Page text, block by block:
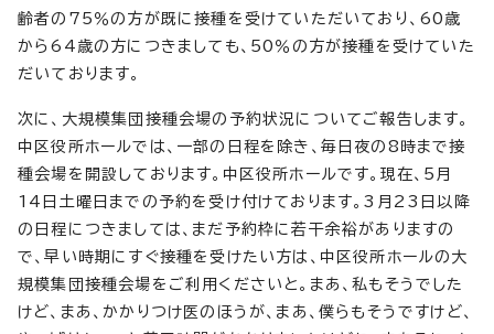
齢者の75％の方が既に接種を受けていただいており、60歳
から64歳の方につきましても、50％の方が接種を受けていた
だいております。
次に、大規模集団接種会場の予約状況についてご報告します。
中区役所ホールでは、一部の日程を除き、毎日夜の8時まで接
種会場を開設しております。中区役所ホールです。現在、5月
14日土曜日までの予約を受け付けております。3月23日以降
の日程につきましては、まだ予約枠に若干余裕がありますの
で、早い時期にすぐ接種を受けたい方は、中区役所ホールの大
規模集団接種会場をご利用くださいと。まあ、私もそうでした
けど、まあ、かかりつけ医のほうが、まあ、僕らもそうですけど、